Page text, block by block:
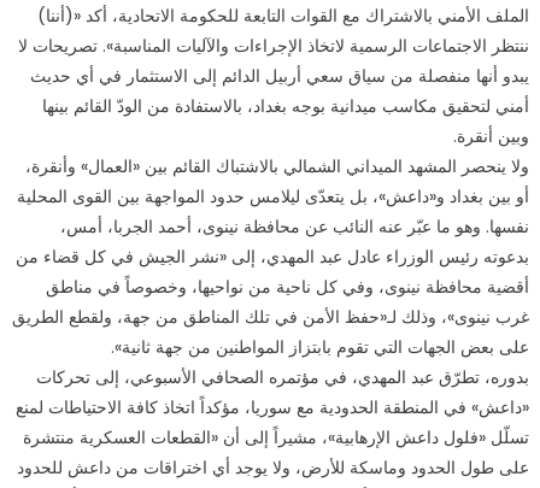
الملف الأمني بالاشتراك مع القوات التابعة للحكومة الاتحادية، أكد «(أننا)
ننتظر الاجتماعات الرسمية لاتخاذ الإجراءات والآليات المناسبة». تصريحات لا
يبدو أنها منفصلة من سياق سعي أربيل الدائم إلى الاستثمار في أي حديث
أمني لتحقيق مكاسب ميدانية بوجه بغداد، بالاستفادة من الودّ القائم بينها
وبين أنقرة.
ولا ينحصر المشهد الميداني الشمالي بالاشتباك القائم بين «العمال» وأنقرة،
أو بين بغداد و«داعش»، بل يتعدّى ليلامس حدود المواجهة بين القوى المحلية
نفسها. وهو ما عبّر عنه النائب عن محافظة نينوى، أحمد الجربا، أمس،
بدعوته رئيس الوزراء عادل عبد المهدي، إلى «نشر الجيش في كل قضاء من
أقضية محافظة نينوى، وفي كل ناحية من نواحيها، وخصوصاً في مناطق
غرب نينوى»، وذلك لـ«حفظ الأمن في تلك المناطق من جهة، ولقطع الطريق
على بعض الجهات التي تقوم بابتزاز المواطنين من جهة ثانية».
بدوره، تطرّق عبد المهدي، في مؤتمره الصحافي الأسبوعي، إلى تحركات
«داعش» في المنطقة الحدودية مع سوريا، مؤكداً اتخاذ كافة الاحتياطات لمنع
تسلّل «فلول داعش الإرهابية»، مشيراً إلى أن «القطعات العسكرية منتشرة
على طول الحدود وماسكة للأرض، ولا يوجد أي اختراقات من داعش للحدود